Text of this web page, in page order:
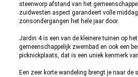
steenworp afstand van het
zuidwesten aspect garandeert volle
zonsondergangen het hele jaar door.
Jardin 4 is een van de kleinere tuinen op
gemeenschappelijk zwembad en ook een
picknickplaats, dat is een uniek kenmerk
Een zeer korte wandeling brengt je naar de